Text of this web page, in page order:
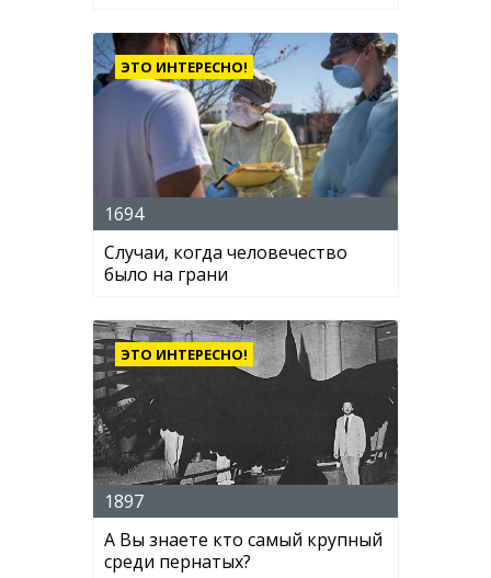
ЭТО ИНТЕРЕСНО!
1694
Случаи, когда человечество
было на грани
ЭТО ИНТЕРЕСНО!
1897
А Вы знаете кто самый крупный
среди пернатых?